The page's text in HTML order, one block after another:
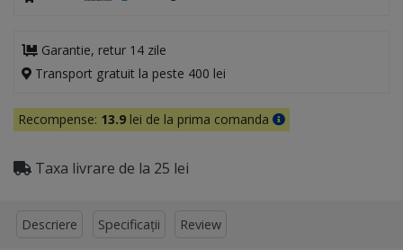
Garantie, retur 14 zile
Transport gratuit la peste 400 lei
Recompense: 13.9 lei de la prima comanda
Taxa livrare de la 25 lei
Descriere Specificații Review